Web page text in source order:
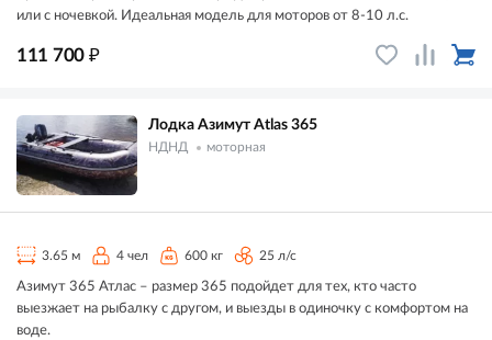
или с ночевкой. Идеальная модель для моторов от 8-10 л.с.
111 700 ₽
Лодка Азимут Atlas 365
НДНД моторная
3.65 м 4 чел 600 кг 25 л/с
Азимут 365 Атлас – размер 365 подойдет для тех, кто часто
выезжает на рыбалку с другом, и выезды в одиночку с комфортом на
воде.